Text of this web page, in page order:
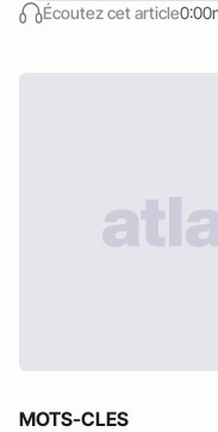
Écoutez cet article
MOTS-CLES